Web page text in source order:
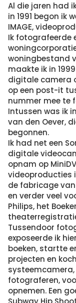
Al die jaren had
in 1991 begon ik
IMAGE,
Ik fotografeerde
woningbestand
maakte ik in
digitale camera
op een post-it
nummer mee te
Intussen was ik
van den Oever,
begonnen.
Ik had net een
digitale
opnam op
videoproducties
de fabricage
en verder veel
Philips, het
Tussendoor
exposeerde ik
boeken, startte
projecten en
systeemcamera,
fotograferen,
opnemen. Een